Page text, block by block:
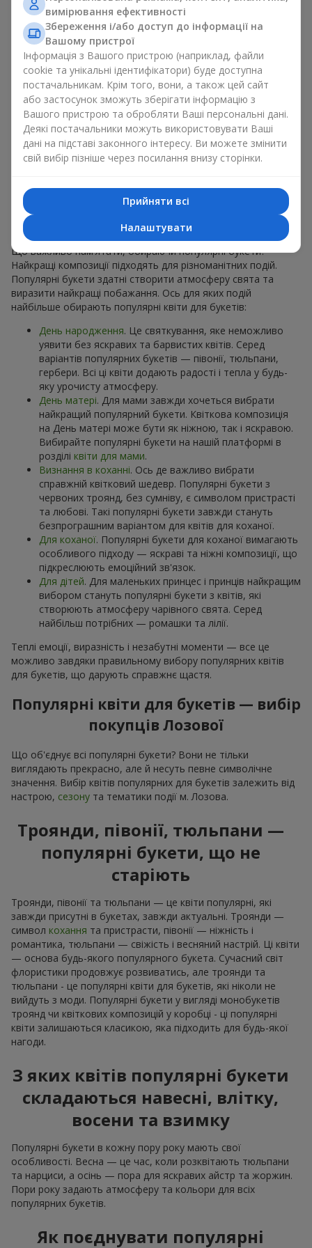
для будь-якого віку і статі, а їх склад можна
адаптувати під будь-який захід.
Масові квіткові уподобання. Півонії, тюльпани,
ромашки — популярні букети, що залишаються
привабливими для покупців. Вони не тільки мають
чудовий вигляд. Такі популярні букети відображають
атмосферу свіжості та природної краси.
Популярні квіти для букетів часто змінюються залежно від
пори року, але ці класичні популярні букети завжди
залишаються в списку тих що мають найбільший попит.
Якщо ви хочете бути впевненими у своєму виборі,
звертайтесь до цих перевірених часом популярних квітів.
Для яких подій в м. Лозова
обирають популярні букети
Що важливо пам’ятати, обираючи популярні букети?
Найкращі композиції підходять для різноманітних подій.
Популярні букети здатні створити атмосферу свята та
виразити найкращі побажання. Ось для яких подій
найбільше обирають популярні квіти для букетів:
День народження. Це святкування, яке неможливо
уявити без яскравих та барвистих квітів. Серед
варіантів популярних букетів — півонії, тюльпани,
гербери. Всі ці квіти додають радості і тепла у будь-
яку урочисту атмосферу.
День матері. Для мами завжди хочеться вибрати
найкращий популярний букети. Квіткова композиція
на День матері може бути як ніжною, так і яскравою.
Вибирайте популярні букети на нашій платформі в
розділі квіти для мами.
Визнання в коханні. Ось де важливо вибрати
справжній квітковий шедевр. Популярні букети з
червоних троянд, без сумніву, є символом пристрасті
та любові. Такі популярні букети завжди стануть
безпрограшним варіантом для квітів для коханої.
Для коханої. Популярні букети для коханої вимагають
особливого підходу — яскраві та ніжні композиції, що
підкреслюють емоційний зв'язок.
Для дітей. Для маленьких принцес і принців найкращим
вибором стануть популярні букети з квітів, які
створюють атмосферу чарівного свята. Серед
найбільш потрібних — ромашки та лілії.
Теплі емоції, виразність і незабутні моменти — все це
можливо завдяки правильному вибору популярних квітів
для букетів, що дарують справжнє щастя.
Популярні квіти для букетів — вибір
покупців Лозової
Що об'єднує всі популярні букети? Вони не тільки
виглядають прекрасно, але й несуть певне символічне
значення. Вибір квітів популярних для букетів залежить від
настрою, сезону та тематики події м. Лозова.
Троянди, півонії, тюльпани —
популярні букети, що не
старіють
Троянди, півонії та тюльпани — це квіти популярні, які
завжди присутні в букетах, завжди актуальні. Троянди —
символ кохання та пристрасти, півонії — ніжність і
романтика, тюльпани — свіжість і весняний настрій. Ці квіти
— основа будь-якого популярного букета. Сучасний світ
флористики продовжує розвиватись, але троянди та
тюльпани - це популярні квіти для букетів, які ніколи не
вийдуть з моди. Популярні букети у вигляді монобукетів
троянд чи квіткових композицій у коробці - ці популярні
квіти залишаються класикою, яка підходить для будь-якої
нагоди.
З яких квітів популярні букети
складаються навесні, влітку,
восени та взимку
Популярні букети в кожну пору року мають свої
особливості. Весна — це час, коли розквітають тюльпани
та нарциси, а осінь — пора для яскравих айстр та жоржин.
Пори року задають атмосферу та кольори для всіх
популярних букетів.
Як поєднувати популярні
вимірювання ефективності
Збереження і/або доступ до інформації на
Вашому пристрої
Інформація з Вашого пристрою (наприклад, файли
cookie та унікальні ідентифікатори) буде доступна
постачальникам. Крім того, вони, а також цей сайт
або застосунок зможуть зберігати інформацію з
Вашого пристрою та обробляти Ваші персональні дані.
Деякі постачальники можуть використовувати Ваші
дані на підставі законного інтересу. Ви можете змінити
свій вибір пізніше через посилання внизу сторінки.
Прийняти всі
Налаштувати